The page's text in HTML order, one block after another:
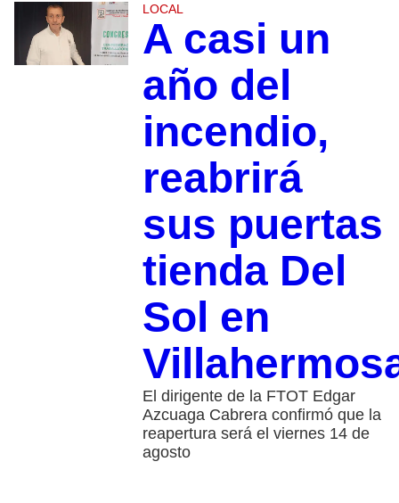
LOCAL
A casi un
año del
incendio,
reabrirá
sus puertas
tienda Del
Sol en
El dirigente de la FTOT Edgar
Azcuaga Cabrera confirmó que la
reapertura será el viernes 14 de
agosto